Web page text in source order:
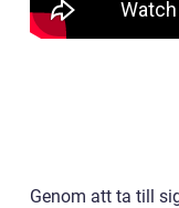
Genom att ta till